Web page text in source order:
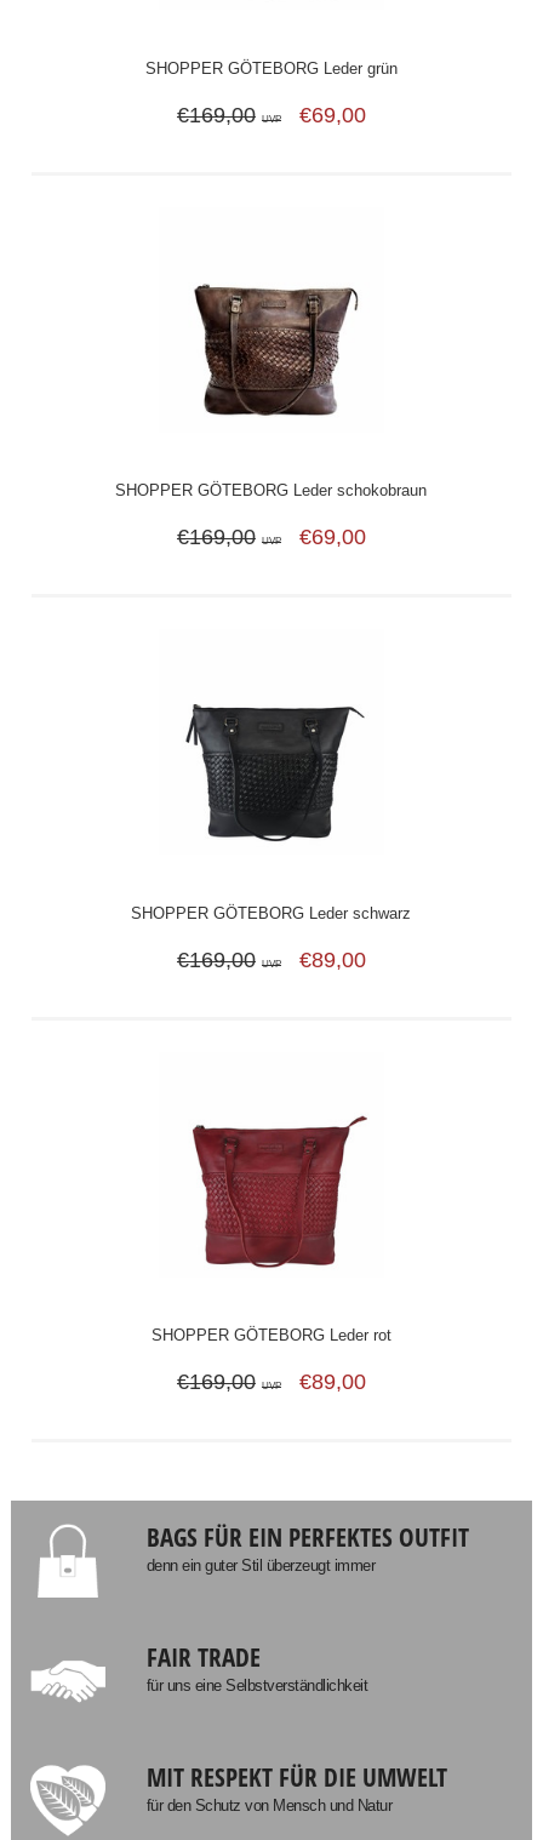
SHOPPER GÖTEBORG Leder grün
€169,00 UVP €69,00
SHOPPER GÖTEBORG Leder schokobraun
€169,00 UVP €69,00
SHOPPER GÖTEBORG Leder schwarz
€169,00 UVP €89,00
SHOPPER GÖTEBORG Leder rot
€169,00 UVP €89,00
BAGS FÜR EIN PERFEKTES OUTFIT
denn ein guter Stil überzeugt immer
FAIR TRADE
für uns eine Selbstverständlichkeit
MIT RESPEKT FÜR DIE UMWELT
für den Schutz von Mensch und Natur